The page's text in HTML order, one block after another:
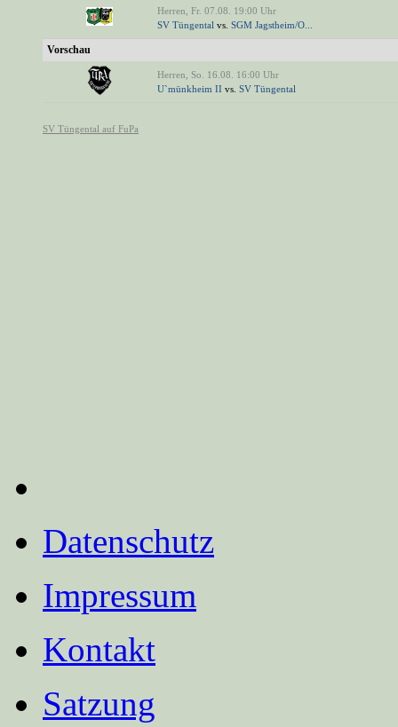
Datenschutz
Impressum
Kontakt
Satzung